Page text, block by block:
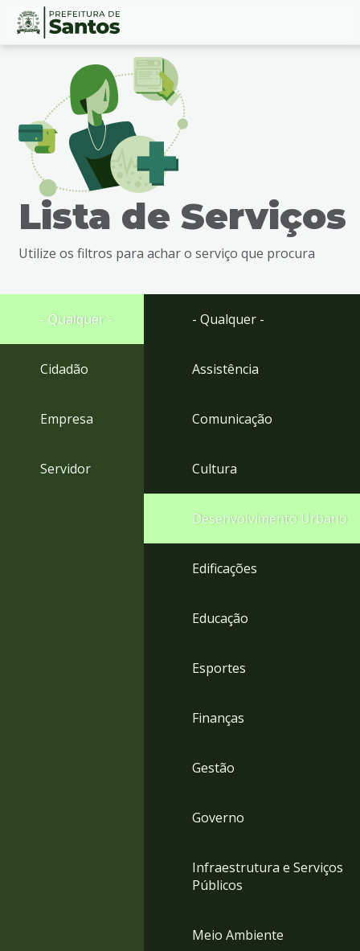
Ir
busca
Ir
rodapé
Conteúdo
Lista de Serviços
Utilize os filtros para achar o serviço que procura
- Qualquer -
Cidadão
Empresa
Servidor
- Qualquer -
Assistência
Comunicação
Cultura
Desenvolvimento Urbano
Edificações
Educação
Esportes
Finanças
Gestão
Governo
Infraestrutura e Serviços
Públicos
Meio Ambiente